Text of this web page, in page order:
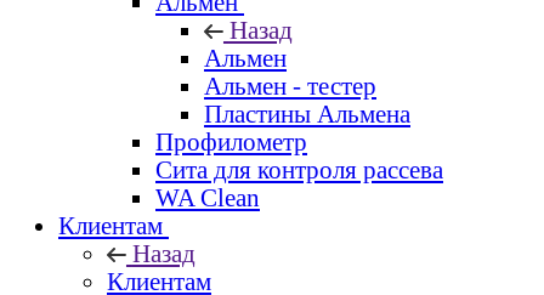
Назад
Альмен
Альмен - тестер
Пластины Альмена
Профилометр
Сита для контроля рассева
WA Clean
Клиентам
Назад
Клиентам